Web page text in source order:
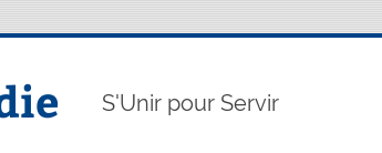
S'Unir pour Servir